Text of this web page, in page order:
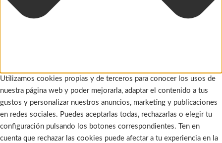
Utilizamos cookies propias y de terceros para conocer los usos de
nuestra página web y poder mejorarla, adaptar el contenido a tus
gustos y personalizar nuestros anuncios, marketing y publicaciones
en redes sociales. Puedes aceptarlas todas, rechazarlas o elegir tu
configuración pulsando los botones correspondientes. Ten en
cuenta que rechazar las cookies puede afectar a tu experiencia en la